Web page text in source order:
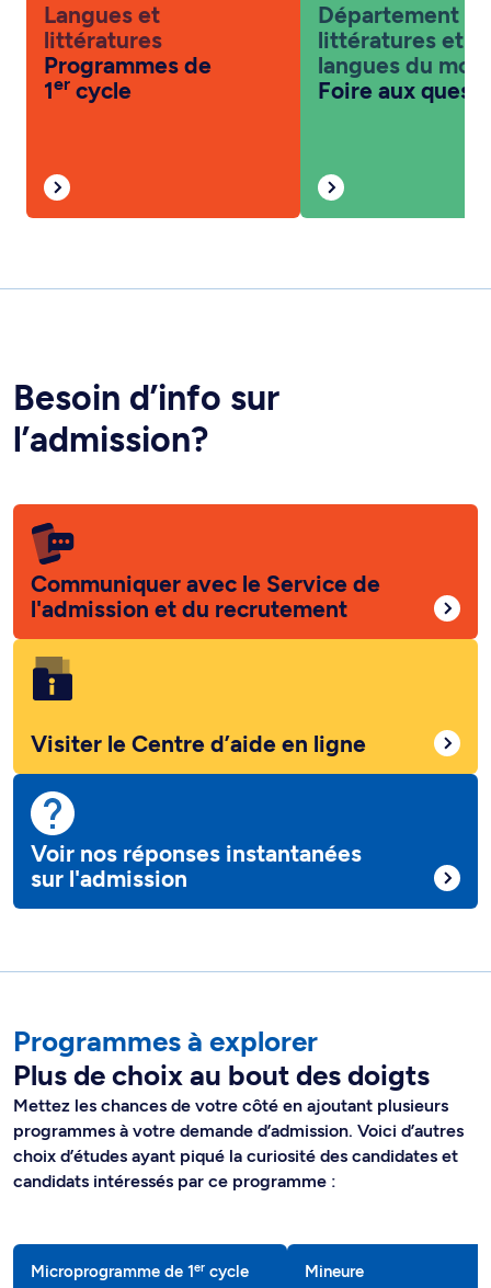
Langues et
littératures
Programmes de
1er cycle
Département de
littératures et
langues du
Foire aux
Besoin d’info sur
l’admission?
Communiquer avec le Service de
l'admission et du recrutement
Visiter le Centre d’aide en ligne
Voir nos réponses instantanées
sur l'admission
Programmes à explorer
Plus de choix au bout des doigts
Mettez les chances de votre côté en ajoutant plusieurs
programmes à votre demande d’admission. Voici d’autres
choix d’études ayant piqué la curiosité des candidates et
candidats intéressés par ce programme :
Microprogramme de 1er cycle Mineure